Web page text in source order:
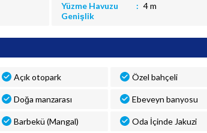
Yüzme Havuzu
Genişlik
4 m
Açık otopark Özel bahçeli
Doğa manzarası Ebeveyn banyosu
Barbekü (Mangal) Oda İçinde Jakuzi